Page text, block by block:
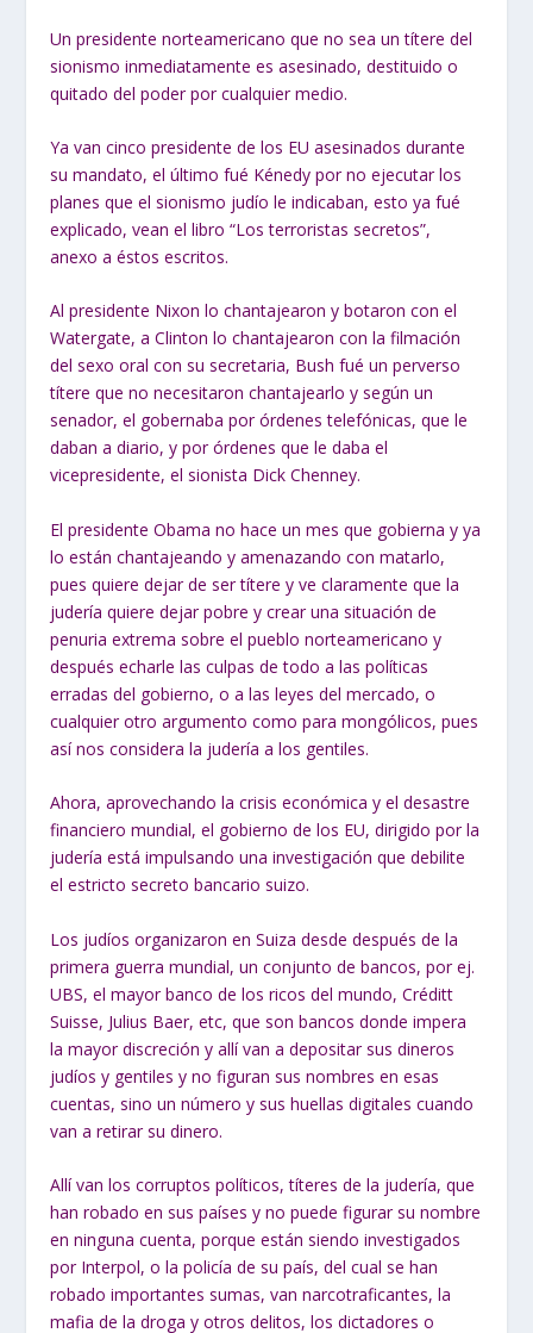
Un presidente norteamericano que no sea un títere del
sionismo inmediatamente es asesinado, destituido o
quitado del poder por cualquier medio.
Ya van cinco presidente de los EU asesinados durante
su mandato, el último fué Kénedy por no ejecutar los
planes que el sionismo judío le indicaban, esto ya fué
explicado, vean el libro “Los terroristas secretos”,
anexo a éstos escritos.
Al presidente Nixon lo chantajearon y botaron con el
Watergate, a Clinton lo chantajearon con la filmación
del sexo oral con su secretaria, Bush fué un perverso
títere que no necesitaron chantajearlo y según un
senador, el gobernaba por órdenes telefónicas, que le
daban a diario, y por órdenes que le daba el
vicepresidente, el sionista Dick Chenney.
El presidente Obama no hace un mes que gobierna y ya
lo están chantajeando y amenazando con matarlo,
pues quiere dejar de ser títere y ve claramente que la
judería quiere dejar pobre y crear una situación de
penuria extrema sobre el pueblo norteamericano y
después echarle las culpas de todo a las políticas
erradas del gobierno, o a las leyes del mercado, o
cualquier otro argumento como para mongólicos, pues
así nos considera la judería a los gentiles.
Ahora, aprovechando la crisis económica y el desastre
financiero mundial, el gobierno de los EU, dirigido por la
judería está impulsando una investigación que debilite
el estricto secreto bancario suizo.
Los judíos organizaron en Suiza desde después de la
primera guerra mundial, un conjunto de bancos, por ej.
UBS, el mayor banco de los ricos del mundo, Créditt
Suisse, Julius Baer, etc, que son bancos donde impera
la mayor discreción y allí van a depositar sus dineros
judíos y gentiles y no figuran sus nombres en esas
cuentas, sino un número y sus huellas digitales cuando
van a retirar su dinero.
Allí van los corruptos políticos, títeres de la judería, que
han robado en sus países y no puede figurar su nombre
en ninguna cuenta, porque están siendo investigados
por Interpol, o la policía de su país, del cual se han
robado importantes sumas, van narcotraficantes, la
mafia de la droga y otros delitos, los dictadores o